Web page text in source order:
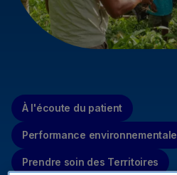
À l'écoute du patient
Performance environnementale
Prendre soin des Territoires